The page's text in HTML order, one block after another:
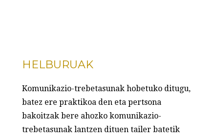
HELBURUAK
Komunikazio-trebetasunak hobetuko ditugu,
batez ere praktikoa den eta pertsona
bakoitzak bere ahozko komunikazio-
trebetasunak lantzen dituen tailer batetik